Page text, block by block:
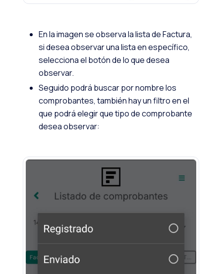
En la imagen se observa la lista de Factura,
si desea observar una lista en específico,
selecciona el botón de lo que desea
observar.
Seguido podrá buscar por nombre los
comprobantes, también hay un filtro en el
que podrá elegir que tipo de comprobante
desea observar: